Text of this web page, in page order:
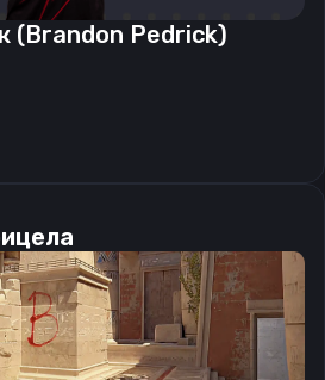
(Brandon Pedrick)